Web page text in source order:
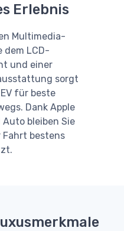
Erlebnis
Multimedia-
dem LCD-
und einer
sorgt
für beste
Dank Apple
bleiben Sie
bestens